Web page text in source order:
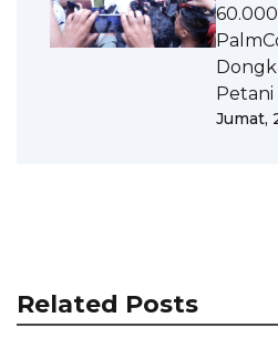
Petani
Jumat,
Related Posts